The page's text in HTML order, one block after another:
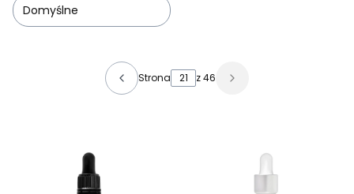
Domyślne
Lista produktów
Strona z 46